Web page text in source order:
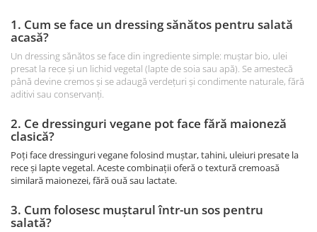
1. Cum se face un dressing sănătos pentru salată
acasă?
Un dressing sănătos se face din ingrediente simple: muștar bio, ulei
presat la rece și un lichid vegetal (lapte de soia sau apă). Se amestecă
până devine cremos și se adaugă verdețuri și condimente naturale, fără
aditivi sau conservanți.
2. Ce dressinguri vegane pot face fără maioneză
clasică?
Poți face dressinguri vegane folosind muștar, tahini, uleiuri presate la
rece și lapte vegetal. Aceste combinații oferă o textură cremoasă
similară maionezei, fără ouă sau lactate.
3. Cum folosesc muștarul într-un sos pentru
salată?